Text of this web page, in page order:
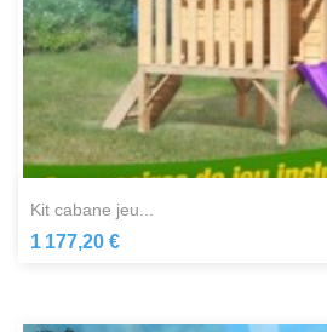
kit cabane jeu...
1 177,20 €